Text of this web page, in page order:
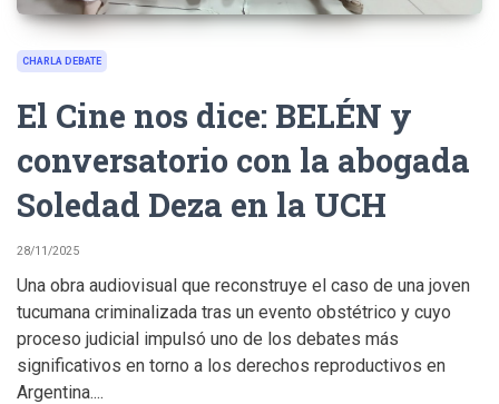
CHARLA DEBATE
El Cine nos dice: BELÉN y
conversatorio con la abogada
Soledad Deza en la UCH
28/11/2025
Una obra audiovisual que reconstruye el caso de una joven
tucumana criminalizada tras un evento obstétrico y cuyo
proceso judicial impulsó uno de los debates más
significativos en torno a los derechos reproductivos en
Argentina....